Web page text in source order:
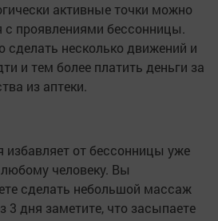
активные точки можно
с проявлениями бессонницы.
несколько движений и
и тем более платить деньги за
из аптеки.
избавляет от бессонницы уже
человеку. Вы
сделать небольшой массаж
3 дня заметите, что засыпаете